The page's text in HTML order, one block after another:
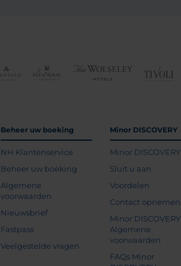
Beheer uw boeking
NH Klantenservice
Beheer uw boeking
Algemene
voorwaarden
Nieuwsbrief
Fastpass
Veelgestelde vragen
Minor DISCOVERY
Minor DISCOVERY
Sluit u aan
Voordelen
Contact opnemen
Minor DISCOVERY
Algemene
voorwaarden
FAQs Minor